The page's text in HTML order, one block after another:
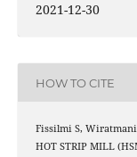
2021-12-30
HOW TO CITE
Fissilmi S, Wiratmani
HOT STRIP MILL